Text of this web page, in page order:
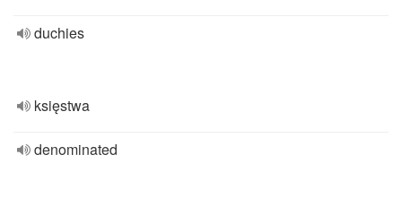
duchies
księstwa
denominated